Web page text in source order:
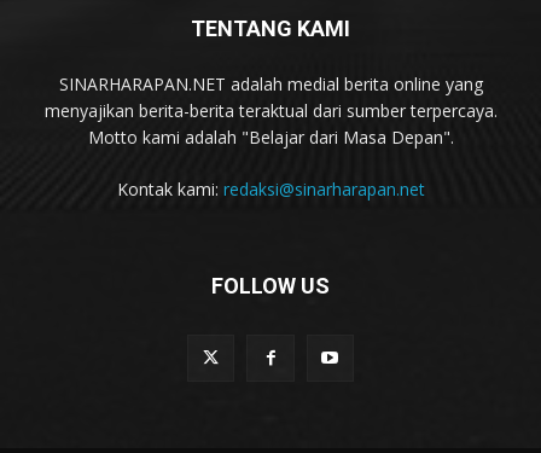
TENTANG KAMI
SINARHARAPAN.NET adalah medial berita online yang
menyajikan berita-berita teraktual dari sumber terpercaya.
Motto kami adalah "Belajar dari Masa Depan".
Kontak kami: redaksi@sinarharapan.net
FOLLOW US